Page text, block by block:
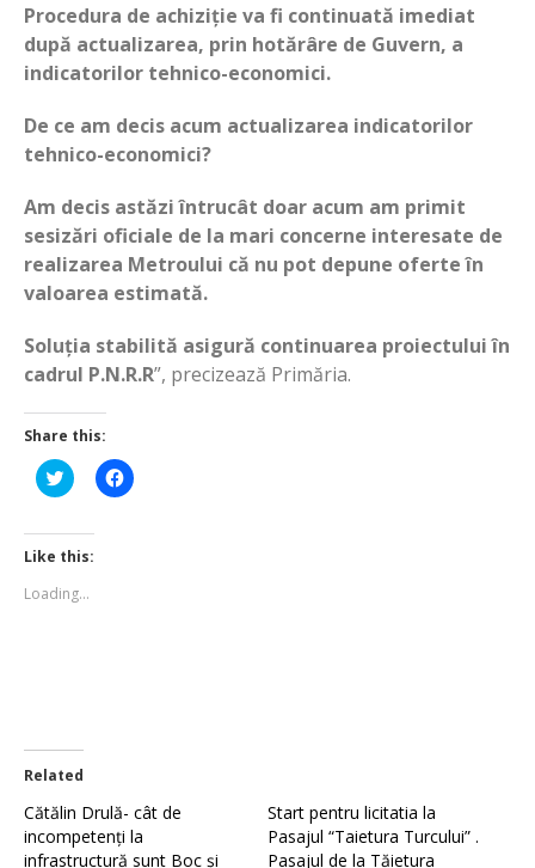
Procedura de achiziție va fi continuată imediat
după actualizarea, prin hotărâre de Guvern, a
indicatorilor tehnico-economici.
De ce am decis acum actualizarea indicatorilor
tehnico-economici?
Am decis astăzi întrucât doar acum am primit
sesizări oficiale de la mari concerne interesate de
realizarea Metroului că nu pot depune oferte în
valoarea estimată.
Soluția stabilită asigură continuarea proiectului în
cadrul P.N.R.R”, precizează Primăria.
Share this:
Click
to
Twitter
(Opens
in
window)
Click
to
Like this:
Loading...
Related
Cătălin Drulă- cât de
incompetenți la
infrastructură sunt Boc și
Start pentru licitatia la
Pasajul “Taietura Turcului” .
Pasajul de la Tăietura